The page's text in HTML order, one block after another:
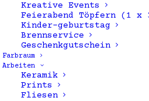
Kreative Events
Feierabend Töpfern (1 x
Kinder-geburtstag
Brennservice
Geschenkgutschein
Farbraum
Arbeiten
Keramik
Prints
Fliesen
Hier kannst du
einsehen und
reservieren.